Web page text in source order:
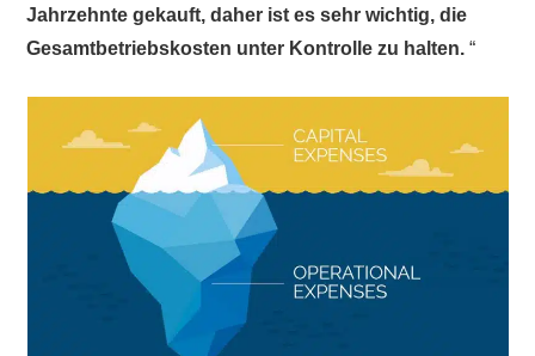
Jahrzehnte gekauft, daher ist es sehr wichtig, die
Gesamtbetriebskosten unter Kontrolle zu halten. “